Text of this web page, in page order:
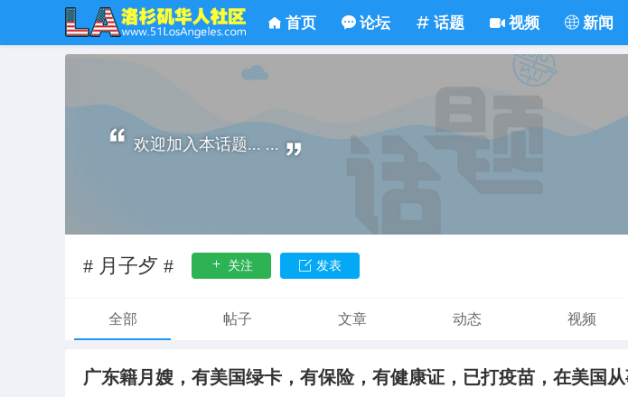
首页 论坛 话题 视频 新闻
欢迎加入本话题... ...
# 月子歺 # 关注 发表
全部 帖子 文章 动态 视频